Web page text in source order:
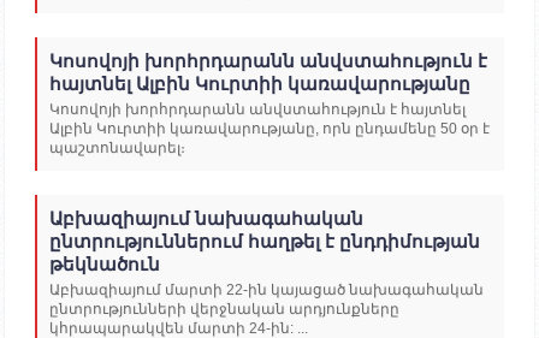
Կոսովոյի խորհրդարանն անվստահություն է
հայտնել Ալբին Կուրտիի կառավարությանը
Կոսովոյի խորհրդարանն անվստահություն է հայտնել
Ալբին Կուրտիի կառավարությանը, որն ընդամենը 50 օր է
պաշտոնավարել։
Աբխազիայում նախագահական
ընտրություններում հաղթել է ընդդիմության
թեկնածուն
Աբխազիայում մարտի 22-ին կայացած նախագահական
ընտրությունների վերջնական արդյունքները
կհրապարակվեն մարտի 24-ին: ...